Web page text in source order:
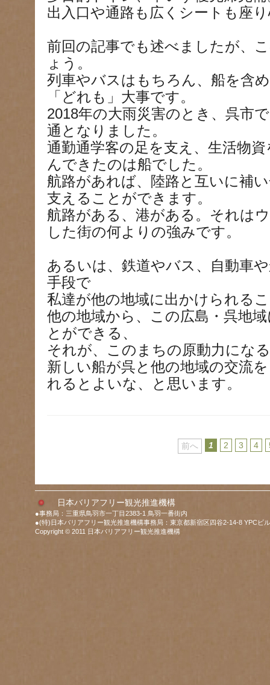
出入口や通路も広くシートも座
前回の記事でも述べましたが、
ょう。
列車やバスはもちろん、船を含
「どれも」大事です。
2018年の大雨災害のとき、呉市
通となりました。
通勤通学客の足を支え、生活物
んできたのは船でした。
航路があれば、陸路と互いに補
支えることができます。
航路がある、港がある。それは
した街の何よりの強みです。
あるいは、鉄道やバス、自動車
手段で
私達が他の地域に出かけられる
他の地域から、この広島・呉地
とができる、
それが、このまちの原動力にな
新しい船が呉と他の地域の交流
れるとよいな、と思います。
前へ 1 2 3 4
日本バリアフリー観光推進機構
●事務局：三重県鳥羽市一丁目2383-1 鳥羽一番街内
●(特)日本バリアフリー観光推進機構事務局：東京都新宿区四谷2-14-8 YPCビ
Copyright © 2011 日本バリアフリー観光推進機構